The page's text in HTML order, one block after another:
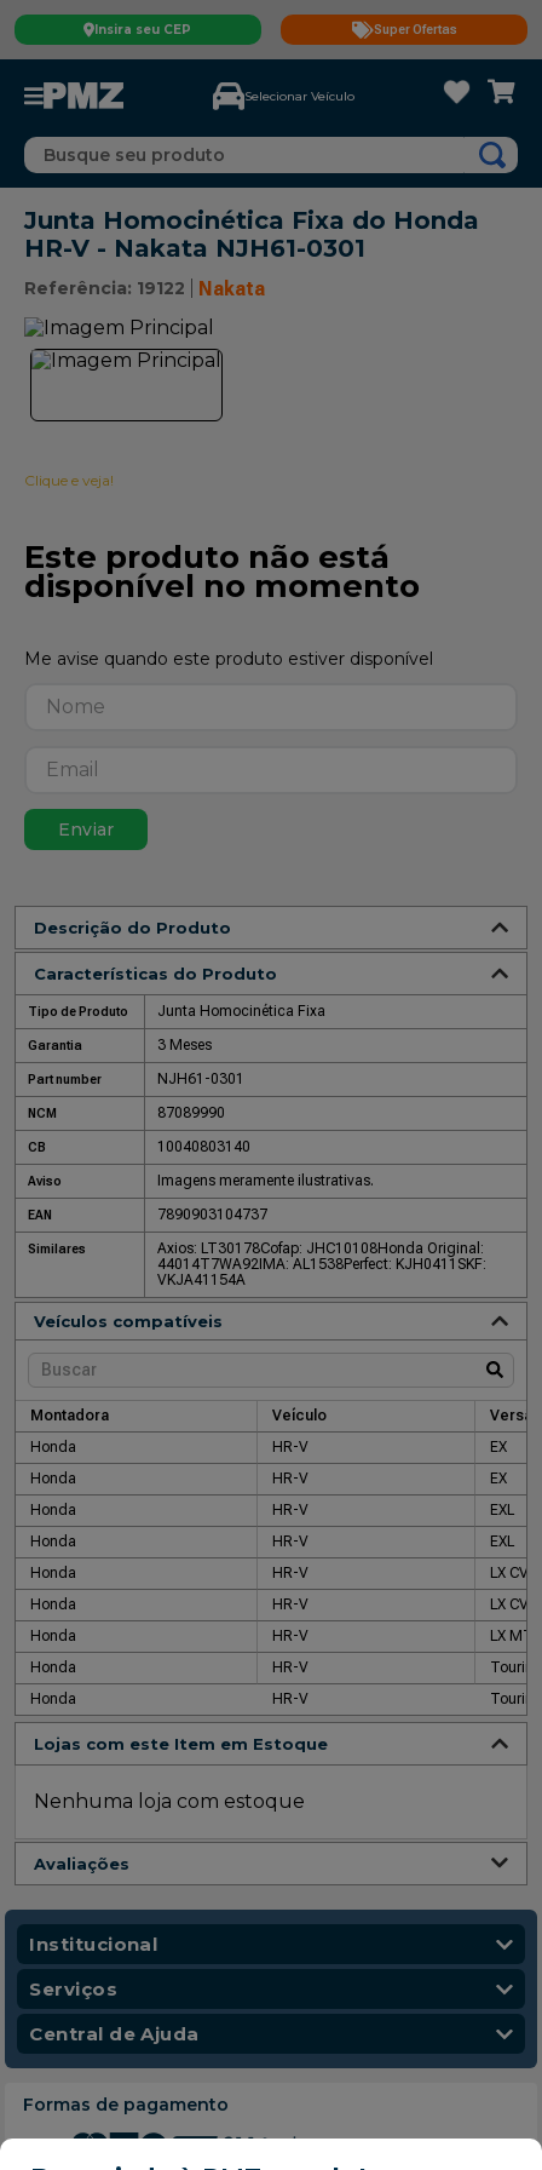
Insira seu CEP Super Ofertas
Selecionar Veículo
Busque seu produto
Junta Homocinética Fixa do Honda
HR-V - Nakata NJH61-0301
Referência: 19122 Nakata
Clique e veja!
Este produto não está
disponível no momento
Enviar
Descrição do Produto
Características do Produto
Tipo de Produto Junta Homocinética Fixa
Garantia 3 Meses
Part number NJH61-0301
NCM 87089990
CB 10040803140
Aviso Imagens meramente ilustrativas.
EAN 7890903104737
Similares Axios: LT30178Cofap: JHC10108Honda Original:
44014T7WA92IMA: AL1538Perfect: KJH0411 SKF:
VKJA41154A
Veículos compatíveis
Montadora Veículo
Versão
Honda
HR-V
EX
Honda
HR-V
EX
Honda
HR-V
EXL
Honda
HR-V
EXL
Honda
HR-V
LX CVT
Honda
HR-V
LX CVT
Honda
HR-V
LX MT
Honda
HR-V
Touring
Honda
HR-V Touring
Lojas com este Item em Estoque
Nenhuma loja com estoque
Avaliações
Institucional
Quem Somos
Nossas Lojas
Código de Conduta
Serviços
Vendas Corporativas
Entregas
Central de Ajuda
Política de Privacidade
Política de Troca e Devolução
Política de Frete e Entrega
Formas de pagamento